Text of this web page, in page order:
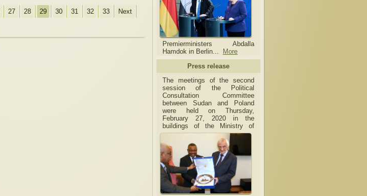
27 28 29 30 31 32 33
Next
Premierministers Abdalla
Hamdok in Berlin...
More
Press release
The meetings of the second
session of the Political
Consultation Committee
between Sudan and Poland
were held on Thursday,
February 27, 2020 in the
buildings of the Ministry of